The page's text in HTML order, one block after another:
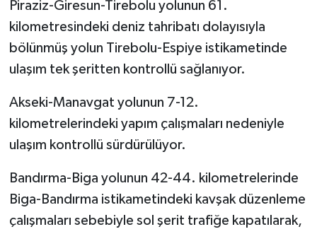
Piraziz-Giresun-Tirebolu yolunun 61.
kilometresindeki deniz tahribatı dolayısıyla
bölünmüş yolun Tirebolu-Espiye istikametinde
ulaşım tek şeritten kontrollü sağlanıyor.
Akseki-Manavgat yolunun 7-12.
kilometrelerindeki yapım çalışmaları nedeniyle
ulaşım kontrollü sürdürülüyor.
Bandırma-Biga yolunun 42-44. kilometrelerinde
Biga-Bandırma istikametindeki kavşak düzenleme
çalışmaları sebebiyle sol şerit trafiğe kapatılarak,